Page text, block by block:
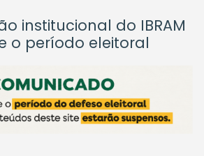
institucional do IBRAM
o período eleitoral